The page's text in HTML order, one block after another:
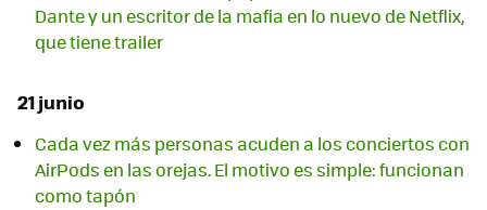
Dante y un escritor de la mafia en lo nuevo de Netflix,
que tiene trailer
21 junio
Cada vez más personas acuden a los conciertos con
AirPods en las orejas. El motivo es simple: funcionan
como tapón